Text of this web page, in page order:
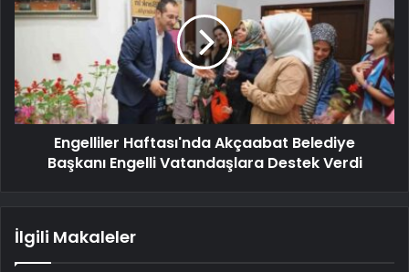
Engelliler Haftası'nda Akçaabat Belediye
Başkanı Engelli Vatandaşlara Destek Verdi
İlgili Makaleler